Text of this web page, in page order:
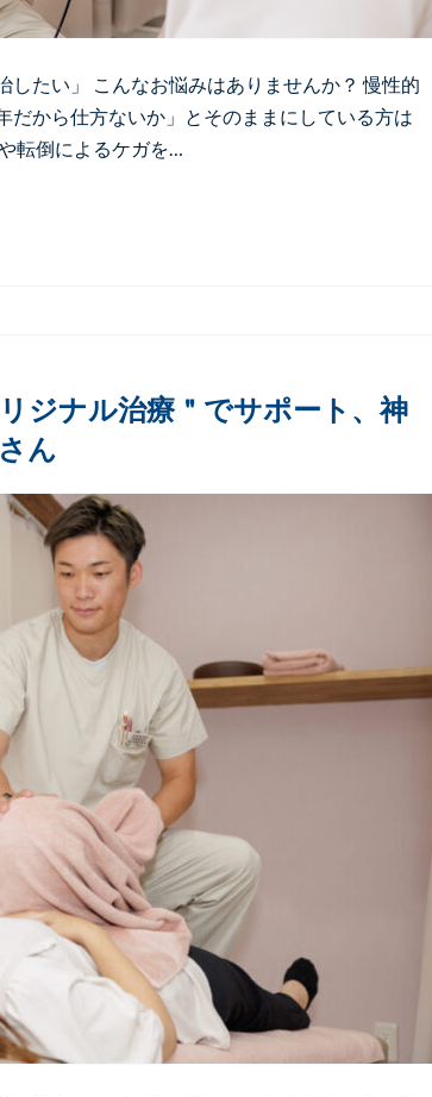
たい」 こんなお悩みはありませんか？ 慢性的
だから仕方ないか」とそのままにしている方は
転倒によるケガを…
ジナル治療＂でサポート、神
ん